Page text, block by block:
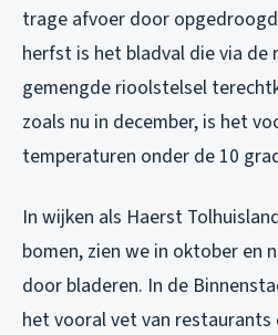
trage afvoer door
herfst is het bladval die via de
gemengde rioolstelsel
zoals nu in december, is het
temperaturen onder de 10
In wijken als Haerst
bomen, zien we in oktober en
door bladeren. In de
het vooral vet van restaurants